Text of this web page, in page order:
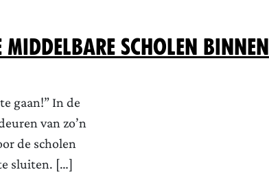
scholen binnen
gaan!” In de
van zo’n
de scholen
sluiten. […]